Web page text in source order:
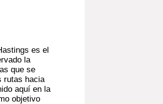
es el
la
que se
rutas hacia
aquí en la
objetivo